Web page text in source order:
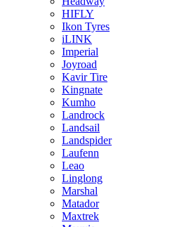
HIFLY
Ikon Tyres
iLINK
Imperial
Joyroad
Kavir Tire
Kingnate
Kumho
Landrock
Landsail
Landspider
Laufenn
Leao
Linglong
Marshal
Matador
Maxtrek